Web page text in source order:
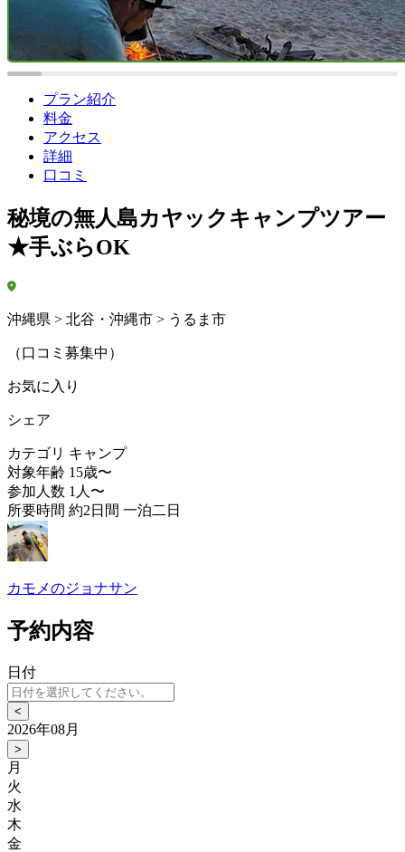
プラン紹介
料金
アクセス
詳細
口コミ
秘境の無人島カヤックキャンプツアー
★手ぶらOK
沖縄県 > 北谷・沖縄市 > うるま市
（口コミ募集中）
お気に入り
シェア
カテゴリ キャンプ
対象年齢 15歳〜
参加人数 1人〜
所要時間 約2日間 一泊二日
カモメのジョナサン
予約内容
日付
<
2026年08月
>
月
火
水
木
金